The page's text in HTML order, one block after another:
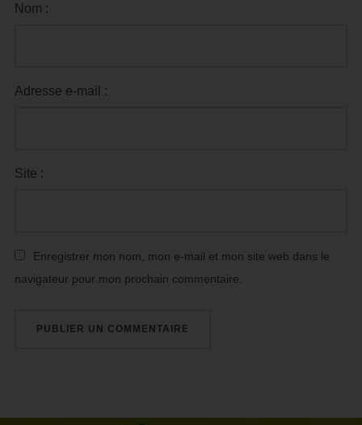
Nom :
Adresse e-mail :
Site :
Enregistrer mon nom, mon e-mail et mon site web dans le
navigateur pour mon prochain commentaire.